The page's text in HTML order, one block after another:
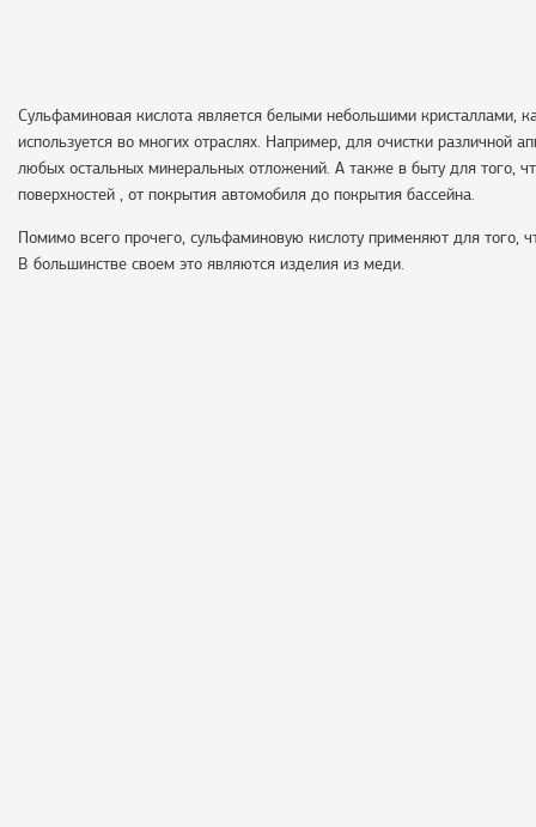
Сульфаминовая кислота является белыми небольшими кристаллами,
используется во многих отраслях. Например, для очистки различной
любых остальных минеральных отложений. А также в быту для того,
поверхностей , от покрытия автомобиля до покрытия бассейна.
Помимо всего прочего, сульфаминовую кислоту применяют для того,
В большинстве своем это являются изделия из меди.